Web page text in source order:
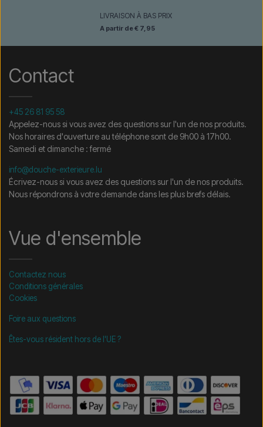
Nous écrire → Nous appeler →
Il vous suffit d’indiquer l’article qui vous intéresse (référence ou
livraison, et vous recevrez une offre.
Nous écrire →
LIVRAISON À BAS PRIX
A partir de € 7,95
Contact
+45 26 81 95 58
Appelez-nous si vous avez des questions sur l'un de nos produits.
Nos horaires d'ouverture au téléphone sont de 9h00 à 17h00.
Samedi et dimanche : fermé
info@douche-exterieure.lu
Écrivez-nous si vous avez des questions sur l'un de nos produits.
Nous répondrons à votre demande dans les plus brefs délais.
Vue d'ensemble
Contactez nous
Conditions générales
Cookies
Foire aux questions
Êtes-vous résident hors de l'UE ?